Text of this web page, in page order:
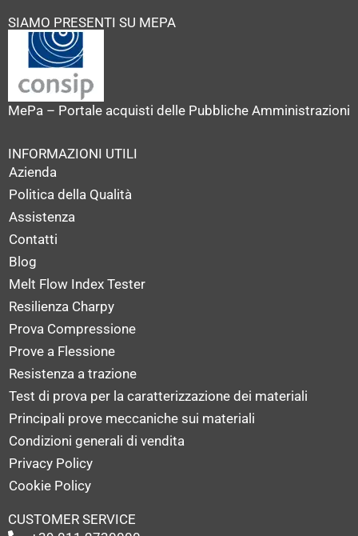
SIAMO PRESENTI SU MEPA
MePa – Portale acquisti delle Pubbliche Amministrazioni
INFORMAZIONI UTILI
Azienda
Politica della Qualità
Assistenza
Contatti
Blog
Melt Flow Index Tester
Resilienza Charpy
Prova Compressione
Prove a Flessione
Resistenza a trazione
Test di prova per la caratterizzazione dei materiali
Principali prove meccaniche sui materiali
Condizioni generali di vendita
Privacy Policy
Cookie Policy
CUSTOMER SERVICE